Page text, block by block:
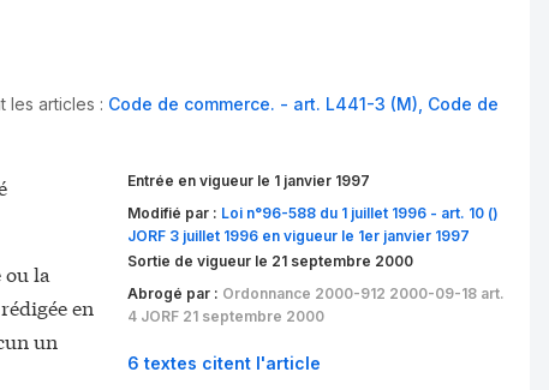
les articles : Code de commerce. - art. L441-3 (M) Code de
la
en
un
Entrée en vigueur le 1 janvier 1997
Modifié par : Loi n°96-588 du 1 juillet 1996 - art. 10 ()
JORF 3 juillet 1996 en vigueur le 1er janvier 1997
Sortie de vigueur le 21 septembre 2000
Abrogé par : Ordonnance 2000-912 2000-09-18 art.
4 JORF 21 septembre 2000
6 textes citent l'article